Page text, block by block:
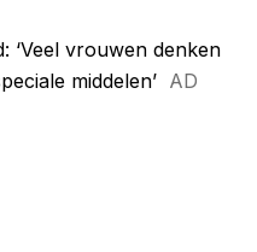
‘Veel vrouwen denken
middelen’ AD